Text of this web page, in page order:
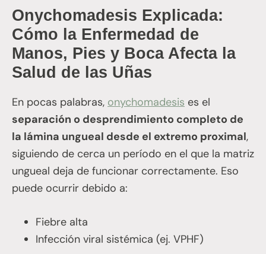
Onychomadesis Explicada:
Cómo la Enfermedad de
Manos, Pies y Boca Afecta la
Salud de las Uñas
En pocas palabras, onychomadesis es el
separación o desprendimiento completo de
la lámina ungueal desde el extremo proximal,
siguiendo de cerca un período en el que la matriz
ungueal deja de funcionar correctamente. Eso
puede ocurrir debido a:
Fiebre alta
Infección viral sistémica (ej. VPHF)